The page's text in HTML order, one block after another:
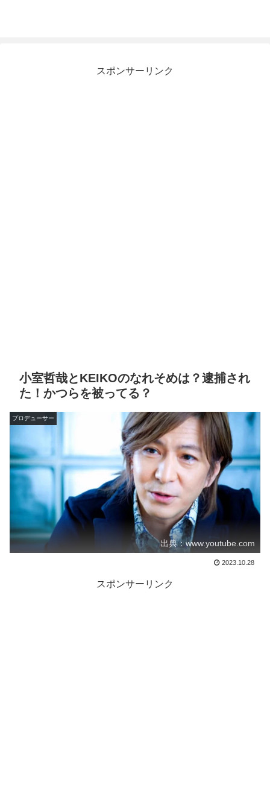
スポンサーリンク
小室哲哉とKEIKOのなれそめは？逮捕され
た！かつらを被ってる？
プロデューサー
出典：www.youtube.com
2023.10.28
スポンサーリンク